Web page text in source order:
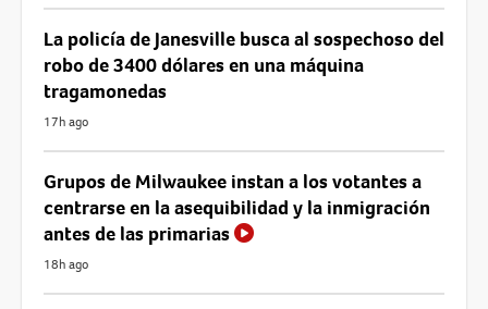
La policía de Janesville busca al sospechoso del
robo de 3400 dólares en una máquina
tragamonedas
17h ago
Grupos de Milwaukee instan a los votantes a
centrarse en la asequibilidad y la inmigración
antes de las primarias
18h ago